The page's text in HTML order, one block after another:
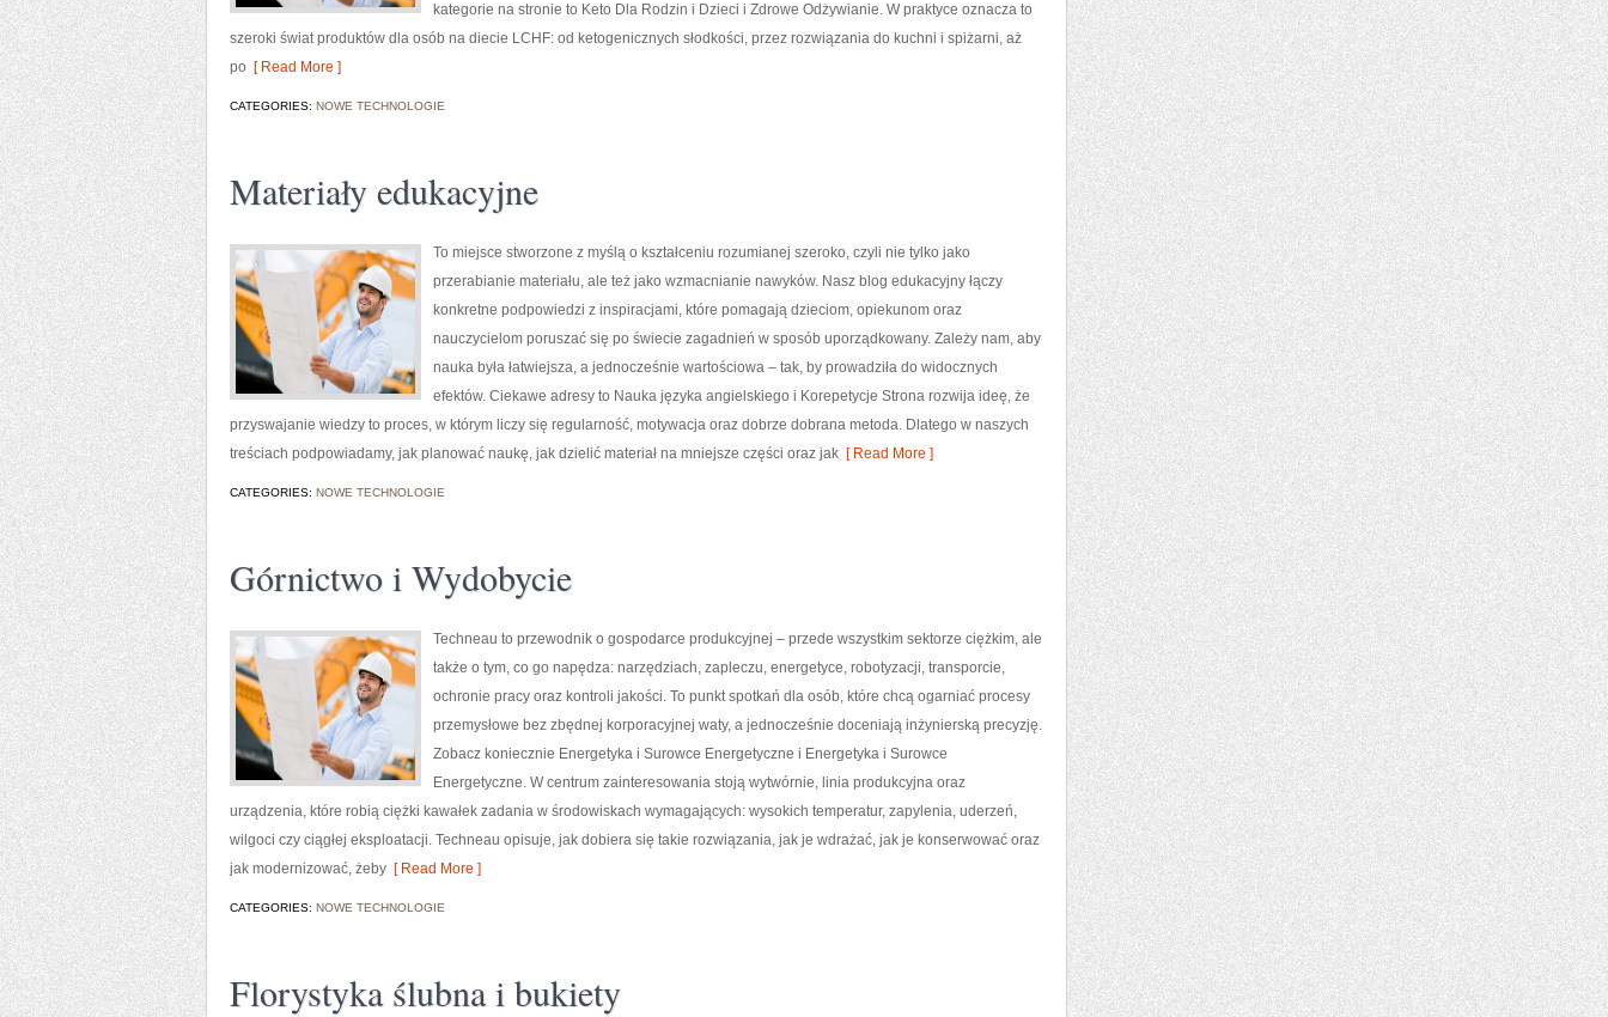
kategorie na stronie to Keto Dla Rodzin i Dzieci i Zdrowe Odżywianie. W praktyce oznacza to
szeroki świat produktów dla osób na diecie LCHF: od ketogenicznych słodkości, przez rozwiązania do kuchni i spiżarni, aż
po [ Read More ]
CATEGORIES: NOWE TECHNOLOGIE
Materiały edukacyjne
To miejsce stworzone z myślą o kształceniu rozumianej szeroko, czyli nie tylko jako
przerabianie materiału, ale też jako wzmacnianie nawyków. Nasz blog edukacyjny łączy
konkretne podpowiedzi z inspiracjami, które pomagają dzieciom, opiekunom oraz
nauczycielom poruszać się po świecie zagadnień w sposób uporządkowany. Zależy nam, aby
nauka była łatwiejsza, a jednocześnie wartościowa – tak, by prowadziła do widocznych
efektów. Ciekawe adresy to Nauka języka angielskiego i Korepetycje Strona rozwija ideę, że
przyswajanie wiedzy to proces, w którym liczy się regularność, motywacja oraz dobrze dobrana metoda. Dlatego w naszych
treściach podpowiadamy, jak planować naukę, jak dzielić materiał na mniejsze części oraz jak [ Read More ]
CATEGORIES: NOWE TECHNOLOGIE
Górnictwo i Wydobycie
Techneau to przewodnik o gospodarce produkcyjnej – przede wszystkim sektorze ciężkim, ale
także o tym, co go napędza: narzędziach, zapleczu, energetyce, robotyzacji, transporcie,
ochronie pracy oraz kontroli jakości. To punkt spotkań dla osób, które chcą ogarniać procesy
przemysłowe bez zbędnej korporacyjnej waty, a jednocześnie doceniają inżynierską precyzję.
Zobacz koniecznie Energetyka i Surowce Energetyczne i Energetyka i Surowce
Energetyczne. W centrum zainteresowania stoją wytwórnie, linia produkcyjna oraz
urządzenia, które robią ciężki kawałek zadania w środowiskach wymagających: wysokich temperatur, zapylenia, uderzeń,
wilgoci czy ciągłej eksploatacji. Techneau opisuje, jak dobiera się takie rozwiązania, jak je wdrażać, jak je konserwować oraz
jak modernizować, żeby [ Read More ]
CATEGORIES: NOWE TECHNOLOGIE
Florystyka ślubna i bukiety